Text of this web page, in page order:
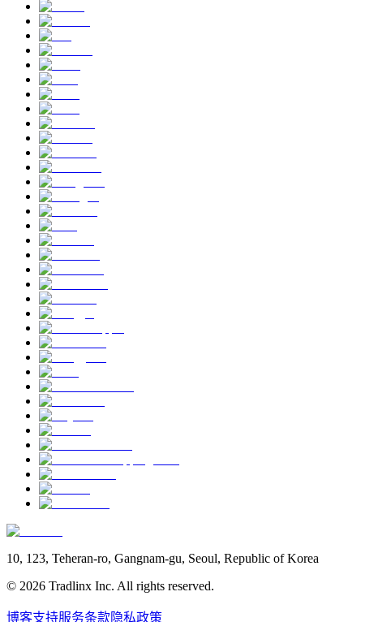
10, 123, Teheran-ro, Gangnam-gu, Seoul, Republic of Korea
© 2026 Tradlinx Inc. All rights reserved.
博客支持服务条款隐私政策